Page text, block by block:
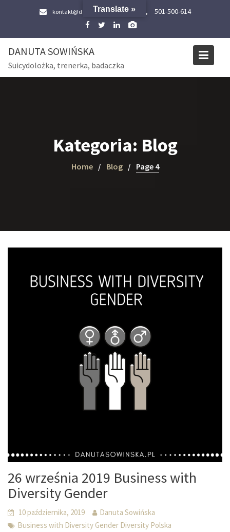
kontakt@danutasowinska.pl 501-500-614
DANUTA SOWIŃSKA
Suicydolożka, trenerka, badaczka
Kategoria: Blog
Home Blog Page 4
26 września 2019 Business with
Diversity Gender
10 października, 2019
Danuta Sowińska
Business with Diversity Gender Diversity Polska
Translate »